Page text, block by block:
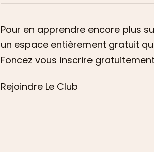
Pour en apprendre encore plus
un espace entièrement gratuit
Foncez vous inscrire
Rejoindre Le Club